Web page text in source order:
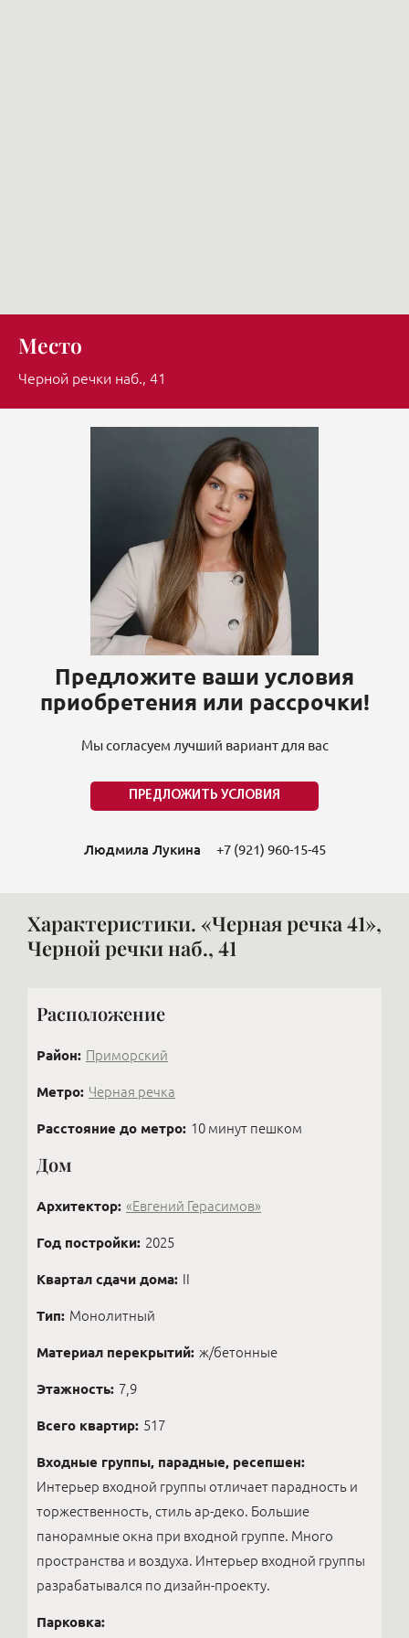
Место
Черной речки наб., 41
Предложите ваши условия
приобретения или рассрочки!
Мы согласуем лучший вариант для вас
ПРЕДЛОЖИТЬ УСЛОВИЯ
Людмила Лукина +7 (921) 960-15-45
Характеристики. «Черная речка 41»,
Черной речки наб., 41
Расположение
Район: Приморский
Метро: Черная речка
Расстояние до метро: 10 минут пешком
Дом
Архитектор: «Евгений Герасимов»
Год постройки: 2025
Квартал сдачи дома: II
Тип: Монолитный
Материал перекрытий: ж/бетонные
Этажность: 7,9
Всего квартир: 517
Входные группы, парадные, ресепшен:
Интерьер входной группы отличает парадность и
торжественность, стиль ар-деко. Большие
панорамные окна при входной группе. Много
пространства и воздуха. Интерьер входной группы
разрабатывался по дизайн-проекту.
Парковка: